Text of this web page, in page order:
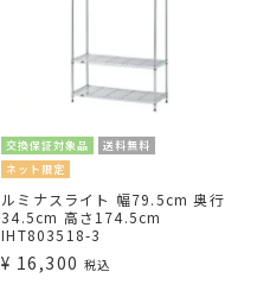
交換保証対象品
送料無料
ネット限定
ルミナスライト 幅79.5cm 奥行
34.5cm 高さ174.5cm
IHT803518-3
¥ 16,300 税込